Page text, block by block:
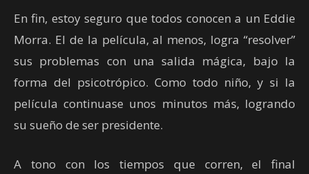
En fin, estoy seguro que todos conocen a un Eddie
Morra. El de la película, al menos, logra “resolver”
sus problemas con una salida mágica, bajo la
forma del psicotrópico. Como todo niño, y si la
película continuase unos minutos más, logrando
su sueño de ser presidente.
A tono con los tiempos que corren, el final